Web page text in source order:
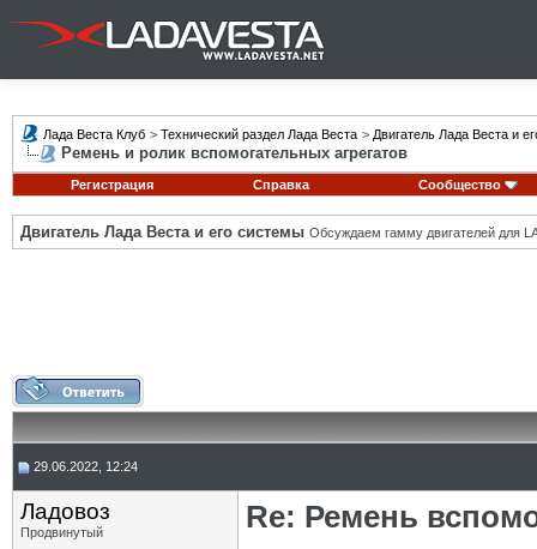
Лада Веста Клуб > Технический раздел Лада Веста > Двигатель Лада Веста и
Ремень и ролик вспомогательных агрегатов
Регистрация Справка Сообщество
Двигатель Лада Веста и его системы Обсуждаем гамму двигателей для
29.06.2022, 12:24
Ладовоз
Продвинутый
Re: Ремень